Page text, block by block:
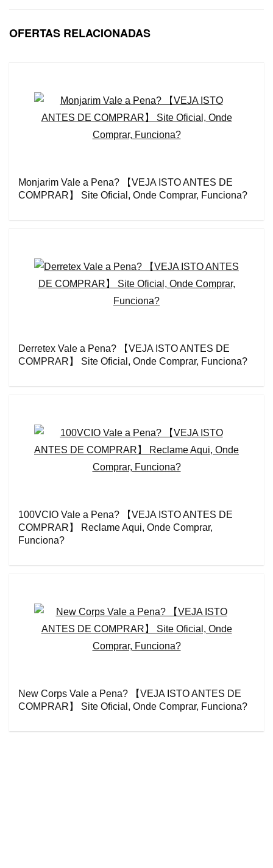
OFERTAS RELACIONADAS
Monjarim Vale a Pena? 【VEJA ISTO ANTES DE
COMPRAR】 Site Oficial, Onde Comprar, Funciona?
Derretex Vale a Pena? 【VEJA ISTO ANTES DE
COMPRAR】 Site Oficial, Onde Comprar, Funciona?
100VCIO Vale a Pena? 【VEJA ISTO ANTES DE
COMPRAR】 Reclame Aqui, Onde Comprar,
Funciona?
New Corps Vale a Pena? 【VEJA ISTO ANTES DE
COMPRAR】 Site Oficial, Onde Comprar, Funciona?